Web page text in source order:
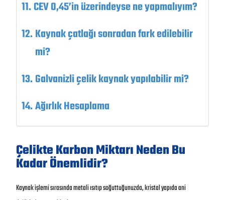
CEV 0,45’in üzerindeyse ne yapmalıyım?
Kaynak çatlağı sonradan fark edilebilir
mi?
Galvanizli çelik kaynak yapılabilir mi?
Ağırlık Hesaplama
Çelikte Karbon Miktarı Neden Bu
Kadar Önemlidir?
Kaynak işlemi sırasında metali ısıtıp soğuttuğunuzda, kristal yapıda ani